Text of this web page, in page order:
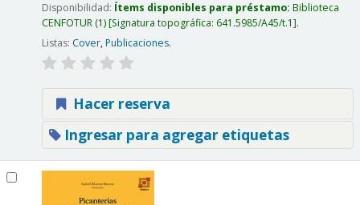
Disponibilidad: Ítems disponibles para préstamo: Biblioteca
CENFOTUR(1) Signatura topográfica: 641.5985/A45/t.1 .
Listas: Cover,Publicaciones.
Hacer reserva
Ingresar para agregar etiquetas